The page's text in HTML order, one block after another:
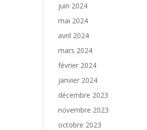
juin 2024
mai 2024
avril 2024
mars 2024
février 2024
janvier 2024
décembre 2023
novembre 2023
octobre 2023